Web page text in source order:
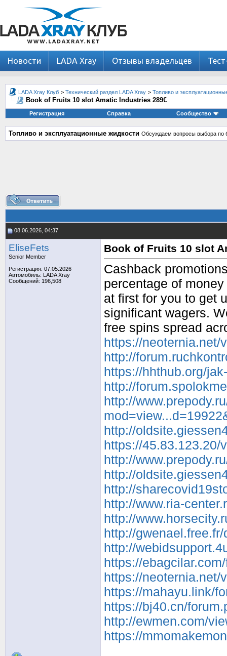
Новости LADA Xray Отзывы владельцев
LADA Xray Клуб > Технический раздел LADA Xray > Топливо и
Book of Fruits 10 slot Amatic Industries 289€
Регистрация Справка Сообщество
Топливо и эксплуатационные жидкости Обсуждаем вопросы выбора по
08.06.2026, 04:37
EliseFets
Senior Member
Регистрация: 07.05.2026
Автомобиль: LADA Xray
Сообщений: 196,508
Book of Fruits 10 slot
Cashback
percentage of
at first for you to get
significant wagers.
free spins spread
https://neoternia.net/
http://
https://hhthub.org/
http://
http://
http://
https://45.83.123.20/
http://
http://
http://
http://www.ria-
http://
http://
http://
https://
https://neoternia.net/
https://mahayu.link/
https://bj40.cn/
http://ewmen.com/
https://